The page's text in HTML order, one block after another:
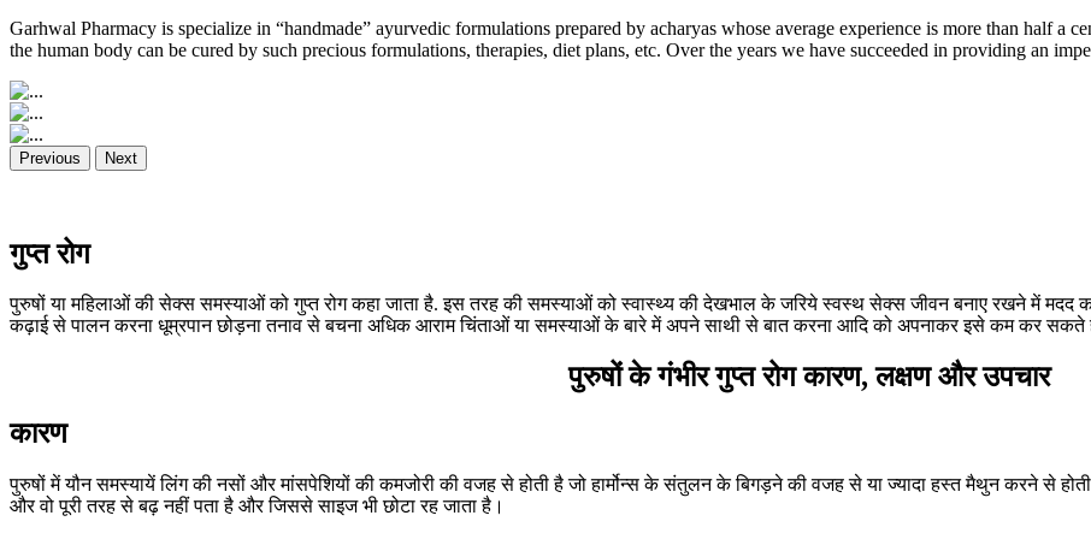
Garhwal Pharmacy is specialize in “handmade” ayurvedic formulations prepared by acharyas whose average experience is more than half a
the human body can be cured by such precious formulations, therapies, diet plans, etc. Over the years we have succeeded in providing an
Previous Next
गुप्त रोग
पुरुषों या महिलाओं की सेक्स समस्याओं को गुप्त रोग कहा जाता है. इस तरह की समस्याओं को स्वास्थ्य की देखभाल के जरिये स्वस्थ सेक्स जीवन बनाए रखने में मदद
कढ़ाई से पालन करना धूम्रपान छोड़ना तनाव से बचना अधिक आराम चिंताओं या समस्याओं के बारे में अपने साथी से बात करना आदि को अपनाकर इसे कम कर
पुरुषों के गंभीर गुप्त रोग कारण, लक्षण और उपचार
कारण
पुरुषों में यौन समस्यायें लिंग की नसों और मांसपेशियों की कमजोरी की वजह से होती है जो हार्मोन्स के संतुलन के बिगड़ने की वजह से या ज्यादा हस्त मैथुन करने से
और वो पूरी तरह से बढ़ नहीं पता है और जिससे साइज भी छोटा रह जाता है।